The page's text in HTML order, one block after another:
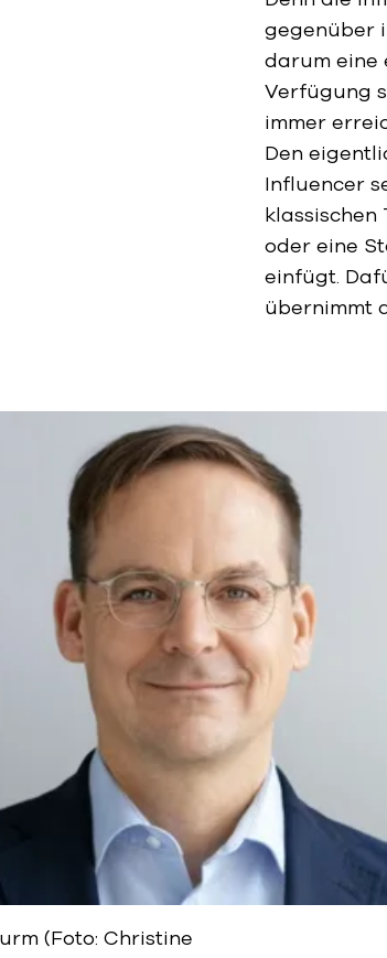
gegenüber
darum eine
Verfügung
immer
Den
Influencer
oder eine
einfügt.
übernimmt
(Foto: Christine